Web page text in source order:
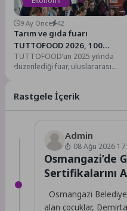
9 Ay Önce 42
Tarım ve gıda fuarı
TUTTOFOOD 2026, 100
Binden Fazla Ziyaretçiyi
Milano’da Ağırlamaya
TUTTOFOOD’un 2025 yılında
düzenlediği fuar, uluslararası
Avrupa takvimindeki...
Rastgele İçerik
Admin
08 Ağu 2026
Osmangazi’de
Sertifikalarını
Osmangazi
alan çocuklar,